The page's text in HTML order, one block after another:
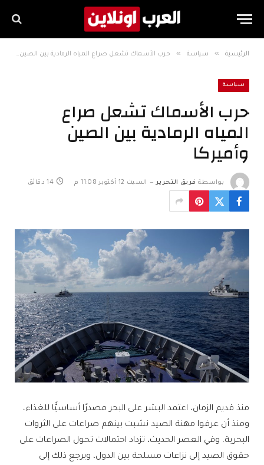
الرئيسية » سياسة » حرب الأسماك تشعل صراع المياه الرمادية بين الصين وأميركا
سياسة
حرب الأسماك تشعل صراع
المياه الرمادية بين الصين
وأميركا
بواسطة فريق التحرير السبت 12 أكتوبر 11:08 م 14 دقائق
منذ قديم الزمان، اعتمد البشر على البحر مصدرًا أساسيًّا للغذاء،
ومنذ أن عرفوا مهنة الصيد نشبت بينهم صراعات على الثروات
البحرية. وفي العصر الحديث، تزداد احتمالات تحول الصراعات على
حقوق الصيد إلى نزاعات مسلحة بين الدول، ويرجع ذلك إلى